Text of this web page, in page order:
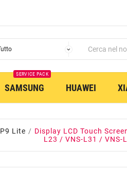
SAMSUNG
SERVICE PACK
HUAWEI
P9 Lite
Display LCD Touch
L23 / VNS-L31 / VNS-